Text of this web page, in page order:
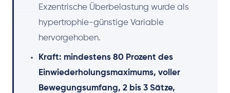
Exzentrische Überbelastung wurde als
hypertrophie-günstige Variable
hervorgehoben.
Kraft: mindestens 80 Prozent des
Einwiederholungsmaximums, voller
Bewegungsumfang, 2 bis 3 Sätze,